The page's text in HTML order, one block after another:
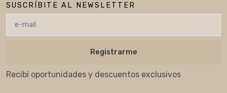
SUSCRÍBITE AL NEWSLETTER
Registrarme
Recibí oportunidades y descuentos exclusivos